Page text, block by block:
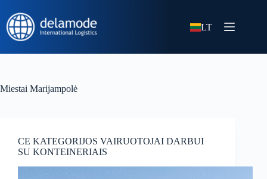
LT
Miestai Marijampolė
CE KATEGORIJOS VAIRUOTOJAI DARBUI
SU KONTEINERIAIS